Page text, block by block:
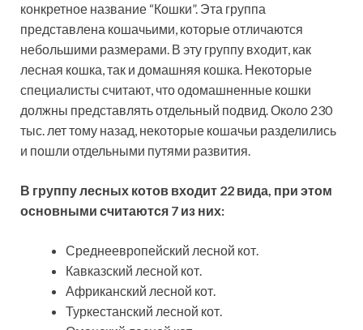
конкретное название “Кошки”. Эта группа
представлена кошачьими, которые отличаются
небольшими размерами. В эту группу входит, как
лесная кошка, так и домашняя кошка. Некоторые
специалисты считают, что одомашненные кошки
должны представлять отдельный подвид. Около 230
тыс. лет тому назад, некоторые кошачьи разделились
и пошли отдельными путями развития.
В группу лесных котов входит 22 вида, при этом
основными считаются 7 из них:
Среднеевропейский лесной кот.
Кавказский лесной кот.
Африканский лесной кот.
Туркестанский лесной кот.